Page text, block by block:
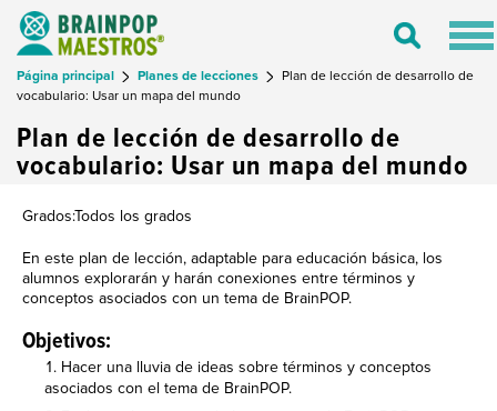
Toggle
Página principal Planes de lecciones
Plan de lección de desarrollo de
vocabulario: Usar un mapa del mundo
Plan de lección de desarrollo de
vocabulario: Usar un mapa del mundo
Grados:Todos los grados
En este plan de lección, adaptable para educación básica, los
alumnos explorarán y harán conexiones entre términos y
conceptos asociados con un tema de BrainPOP.
Objetivos:
Hacer una lluvia de ideas sobre términos y conceptos
asociados con el tema de BrainPOP.